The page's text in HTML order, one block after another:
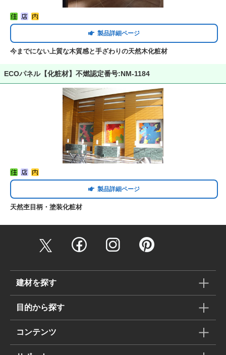
製品詳細ページ
今までにない上質な木質感と手ざわりの天然木化粧材
ECOパネル【化粧材】不燃認定番号:NM-1184
製品詳細ページ
天然杢目柄・塗装化粧材
建材を探す
目的から探す
コンテンツ